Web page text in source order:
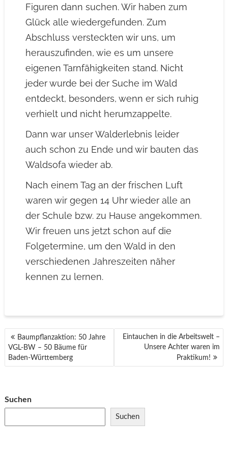
Figuren dann suchen. Wir haben zum
Glück alle wiedergefunden. Zum
Abschluss versteckten wir uns, um
herauszufinden, wie es um unsere
eigenen Tarnfähigkeiten stand. Nicht
jeder wurde bei der Suche im Wald
entdeckt, besonders, wenn er sich ruhig
verhielt und nicht herumzappelte.
Dann war unser Walderlebnis leider
auch schon zu Ende und wir bauten das
Waldsofa wieder ab.
Nach einem Tag an der frischen Luft
waren wir gegen 14 Uhr wieder alle an
der Schule bzw. zu Hause angekommen.
Wir freuen uns jetzt schon auf die
Folgetermine, um den Wald in den
verschiedenen Jahreszeiten näher
kennen zu lernen.
BEITRAGSNAVIGATION
Baumpflanzaktion: 50 Jahre
VGL-BW – 50 Bäume für
Baden-Württemberg
Eintauchen in die Arbeitswelt –
Unsere Achter waren im
Praktikum!
Suchen
Suchen